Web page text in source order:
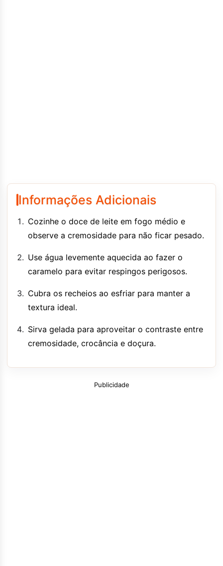
Informações Adicionais
Cozinhe o doce de leite em fogo médio e
observe a cremosidade para não ficar pesado.
Use água levemente aquecida ao fazer o
caramelo para evitar respingos perigosos.
Cubra os recheios ao esfriar para manter a
textura ideal.
Sirva gelada para aproveitar o contraste entre
cremosidade, crocância e doçura.
Publicidade